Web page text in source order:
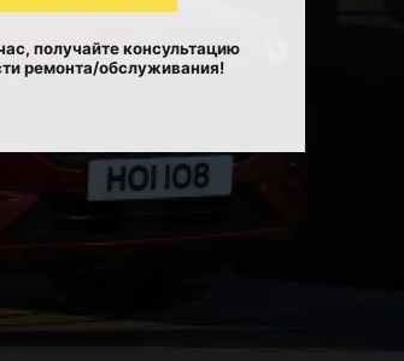
получайте консультацию
ремонта/обслуживания!